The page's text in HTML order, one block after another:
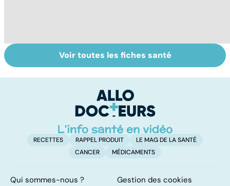
Femmes :
comment
Bien vivre la
ménopause
Voir toutes les fiches santé
RECETTES RAPPEL PRODUIT
LE MAG DE LA SANTÉ
CANCER
MÉDICAMENTS
Qui sommes-nous ?
Gestion des cookies